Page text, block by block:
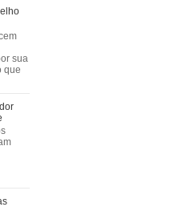
sua
que